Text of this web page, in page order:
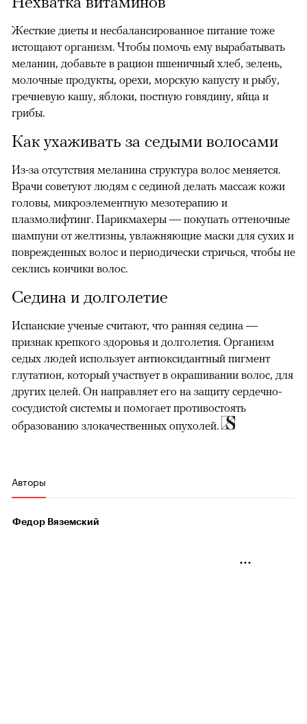
Жесткие диеты и несбалансированное питание тоже
истощают организм. Чтобы помочь ему вырабатывать
меланин, добавьте в рацион пшеничный хлеб, зелень,
молочные продукты, орехи, морскую капусту и рыбу,
гречневую кашу, яблоки, постную говядину, яйца и
грибы.
Как ухаживать за седыми волосами
Из-за отсутствия меланина структура волос меняется.
Врачи советуют людям с сединой делать массаж кожи
головы, микроэлементную мезотерапию и
плазмолифтинг. Парикмахеры — покупать оттеночные
шампуни от желтизны, увлажняющие маски для сухих и
поврежденных волос и периодически стричься, чтобы не
секлись кончики волос.
Седина и долголетие
Испанские ученые считают, что ранняя седина —
признак крепкого здоровья и долголетия. Организм
седых людей использует антиоксидантный пигмент
глутатион, который участвует в окрашивании волос, для
других целей. Он направляет его на защиту сердечно-
сосудистой системы и помогает противостоять
образованию злокачественных опухолей.
Авторы
Федор Вяземский